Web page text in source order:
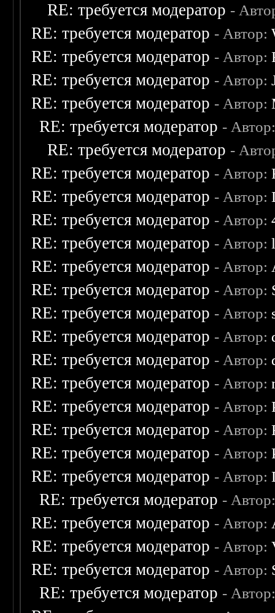
RE: требуется модератор -
RE: требуется модератор - Автор:
RE: требуется модератор - Автор:
RE: требуется модератор - Автор:
RE: требуется модератор - Автор:
RE: требуется модератор -
RE: требуется модератор -
RE: требуется модератор - Автор:
RE: требуется модератор - Автор:
RE: требуется модератор - Автор:
RE: требуется модератор - Автор:
RE: требуется модератор - Автор:
RE: требуется модератор - Автор:
RE: требуется модератор - Автор:
RE: требуется модератор - Автор:
RE: требуется модератор - Автор:
RE: требуется модератор - Автор:
RE: требуется модератор - Автор:
RE: требуется модератор - Автор:
RE: требуется модератор - Автор:
RE: требуется модератор - Автор:
RE: требуется модератор -
RE: требуется модератор - Автор:
RE: требуется модератор - Автор:
RE: требуется модератор - Автор:
RE: требуется модератор -